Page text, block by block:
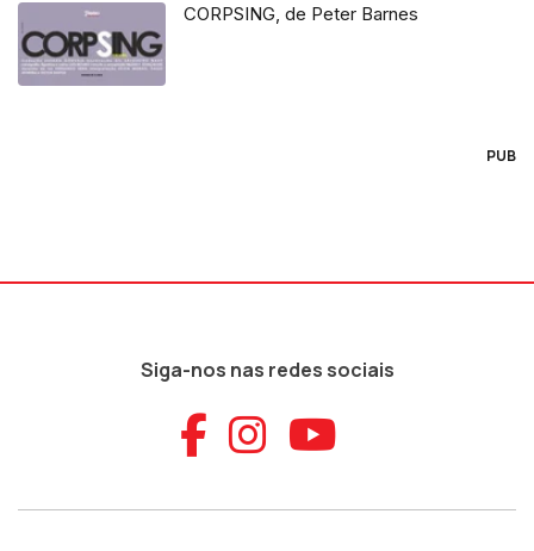
CORPSING, de Peter Barnes
PUB
Siga-nos nas redes sociais
Aceder ao
Aceder ao
Aceder